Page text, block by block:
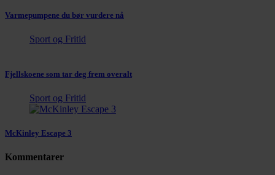
Varmepumpene du bør vurdere nå
Sport og Fritid
Fjellskoene som tar deg frem overalt
Sport og Fritid
McKinley Escape 3
Kommentarer